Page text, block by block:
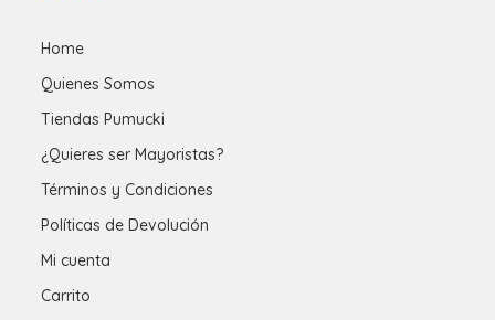
Home
Quienes Somos
Tiendas Pumucki
¿Quieres ser Mayoristas?
Términos y Condiciones
Políticas de Devolución
Mi cuenta
Carrito